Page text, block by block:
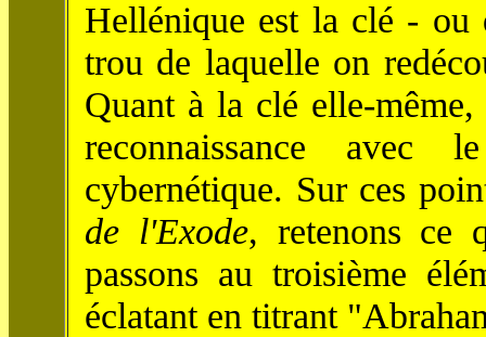
Hellénique est la clé - ou
trou de laquelle on
Quant à la clé elle-
reconnaissance avec
cybernétique. Sur ces
de l'Exode, retenons ce
passons au troisième
éclatant en titrant